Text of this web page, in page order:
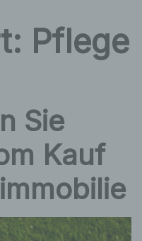
Pflege
Sie
Kauf